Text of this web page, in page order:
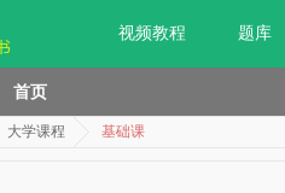
视频教程 题库
首页
大学课程 基础课